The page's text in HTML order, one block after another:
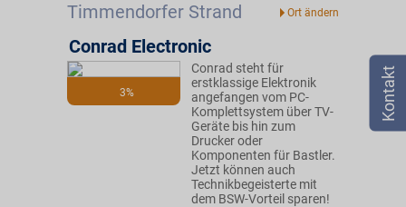
☎ 0800 - 279 25 82
Timmendorfer Strand
3%
Conrad Electronic
Conrad steht für
erstklassige Elektronik
angefangen vom PC-
Komplettsystem über TV-
Geräte bis hin zum
Drucker oder
Komponenten für Bastler.
Jetzt können auch
Technikbegeisterte mit
dem BSW-Vorteil sparen!